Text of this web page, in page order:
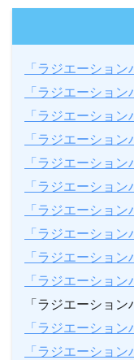
「ラジエーショ
「ラジエーショ
「ラジエーショ
「ラジエーショ
「ラジエーショ
「ラジエーショ
「ラジエーショ
「ラジエーショ
「ラジエーショ
「ラジエーショ
「ラジエーショ
「ラジエーショ
「ラジエーショ